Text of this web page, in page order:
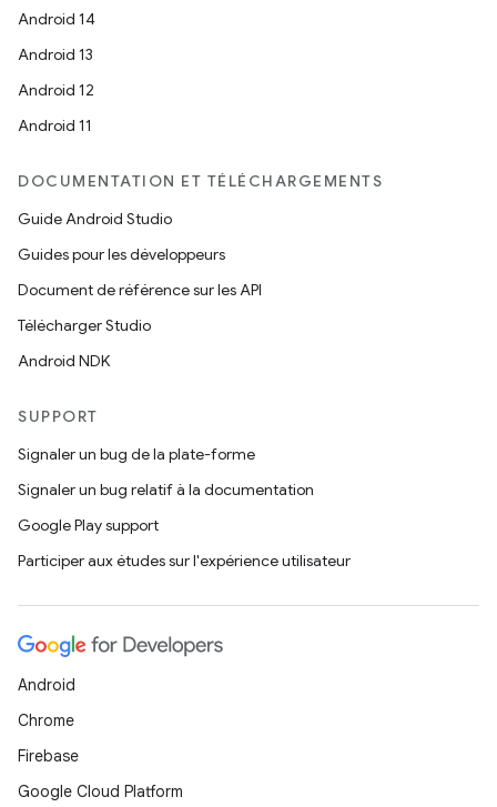
Android 14
Android 13
Android 12
Android 11
DOCUMENTATION ET TÉLÉCHARGEMENTS
Guide Android Studio
Guides pour les développeurs
Document de référence sur les API
Télécharger Studio
Android NDK
SUPPORT
Signaler un bug de la plate-forme
Signaler un bug relatif à la documentation
Google Play support
Participer aux études sur l'expérience utilisateur
Android
Chrome
Firebase
Google Cloud Platform